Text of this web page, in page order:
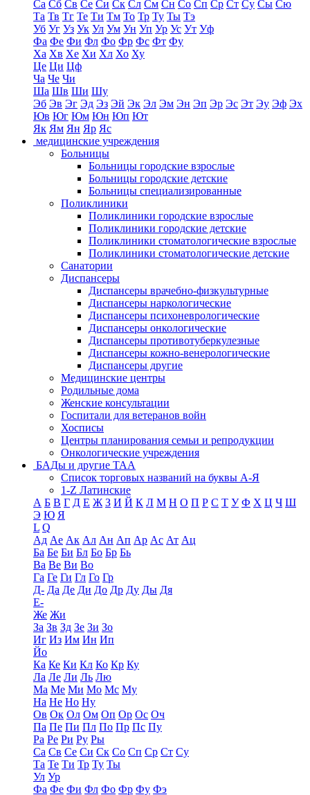
Са Сб Св Се Си Ск Сл См Сн Со Сп Ср Ст Су Сы Сю
Та Тв Тг Те Ти Тм То Тр Ту Ты Тэ
Уб Уг Уз Ук Ул Ум Ун Уп Ур Ус Ут Уф
Фа Фе Фи Фл Фо Фр Фс Фт Фу
Ха Хв Хе Хи Хл Хо Ху
Це Ци Цф
Ча Че Чи
Ша Шв Ши Шу
Эб Эв Эг Эд Эз Эй Эк Эл Эм Эн Эп Эр Эс Эт Эу Эф Эх
Юв Юг Юм Юн Юп Ют
Як Ям Ян Яр Яс
медицинские учреждения
Больницы
Больницы городские взрослые
Больницы городские детские
Больницы специализированные
Поликлиники
Поликлиники городские взрослые
Поликлиники городские детские
Поликлиники стоматологические взрослые
Поликлиники стоматологические детские
Санатории
Диспансеры
Диспансеры врачебно-физкультурные
Диспансеры наркологические
Диспансеры психоневрологические
Диспансеры онкологические
Диспансеры противотуберкулезные
Диспансеры кожно-венерологические
Диспансеры другие
Медицинские центры
Родильные дома
Женские консультации
Госпитали для ветеранов войн
Хосписы
Центры планирования семьи и репродукции
Онкологические учреждения
БАДы и другие ТАА
Список торговых названий на буквы А-Я
1-Z Латинские
А Б В Г Д Е Ж З И Й К Л М Н О П Р С Т У Ф Х Ц Ч Ш
Э Ю Я
L Q
Ад Ае Ак Ал Ан Ап Ар Ас Ат Ац
Ба Бе Би Бл Бо Бр Бь
Ва Ве Ви Во
Га Ге Ги Гл Го Гр
Д- Да Де Ди До Др Ду Ды Дя
Е-
Же Жи
За Зв Зд Зе Зи Зо
Иг Из Им Ин Ип
Йо
Ка Ке Ки Кл Ко Кр Ку
Ла Ле Ли Ль Лю
Ма Ме Ми Мо Мс Му
На Не Но Ну
Ов Ок Ол Ом Оп Ор Ос Оч
Па Пе Пи Пл По Пр Пс Пу
Ра Ре Ри Ру Ры
Са Св Се Си Ск Со Сп Ср Ст Су
Та Те Ти Тр Ту Ты
Ул Ур
Фа Фе Фи Фл Фо Фр Фу Фэ